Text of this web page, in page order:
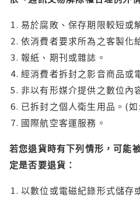
易於腐敗、保存期限較短或
依消費者要求所為之客製化
報紙、期刊或雜誌。
經消費者拆封之影音商品或
非以有形媒介提供之數位內
已拆封之個人衛生用品。(
國際航空客運服務。
若您退貨時有下列情形，可能
定是否要退貨：
以數位或電磁紀錄形式儲存